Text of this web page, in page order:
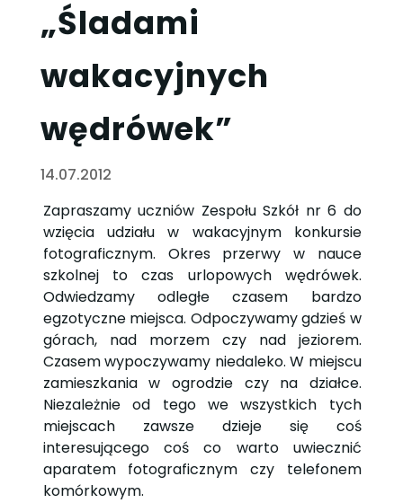
„Śladami
wakacyjnych
wędrówek”
14.07.2012
Zapraszamy uczniów Zespołu Szkół nr 6 do
wzięcia udziału w wakacyjnym konkursie
fotograficznym. Okres przerwy w nauce
szkolnej to czas urlopowych wędrówek.
Odwiedzamy odległe czasem bardzo
egzotyczne miejsca. Odpoczywamy gdzieś w
górach, nad morzem czy nad jeziorem.
Czasem wypoczywamy niedaleko. W miejscu
zamieszkania w ogrodzie czy na działce.
Niezależnie od tego we wszystkich tych
miejscach zawsze dzieje się coś
interesującego coś co warto uwiecznić
aparatem fotograficznym czy telefonem
komórkowym.